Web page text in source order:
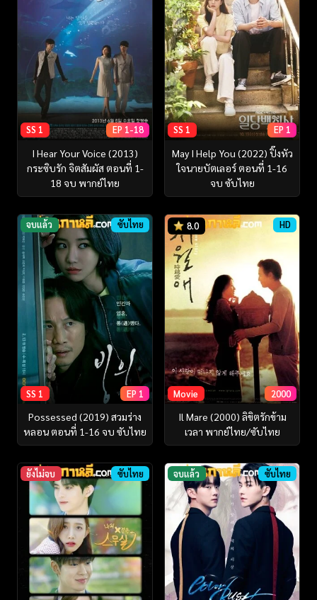
SS 1 EP 1-18
I Hear Your Voice (2013)
กระซิบรัก จิตสัมผัส ตอนที่ 1-
18 จบ พากย์ไทย
SS 1 EP 1
May I Help You (2022) ปิ๊งหัว
ใจนายบัตเลอร์ ตอนที่ 1-16
จบ ซับไทย
จบแล้ว ซับไทย
SS 1 EP 1
Possessed (2019) สวมร่าง
หลอน ตอนที่ 1-16 จบ ซับไทย
8.0 HD
Movie 2000
Il Mare (2000) ลิขิตรักข้าม
เวลา พากย์ไทย/ซับไทย
ยังไม่จบ ซับไทย จบแล้ว ซับไทย